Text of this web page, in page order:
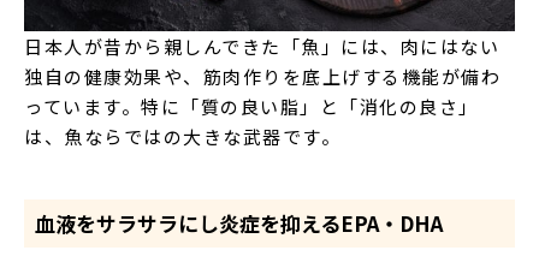
日本人が昔から親しんできた「魚」には、肉にはない
独自の健康効果や、筋肉作りを底上げする機能が備わ
っています。特に「質の良い脂」と「消化の良さ」
は、魚ならではの大きな武器です。
血液をサラサラにし炎症を抑えるEPA・DHA